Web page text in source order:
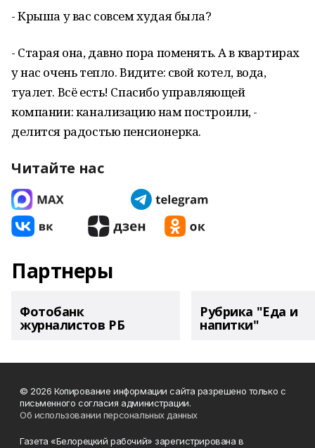
- Крыша у вас совсем худая была?
- Старая она, давно пора поменять. А в квартирах
у нас очень тепло. Видите: свой котел, вода,
туалет. Всё есть! Спасибо управляющей
компании: канализацию нам построили, -
делится радостью пенсионерка.
Читайте нас
Партнеры
Фотобанк
журналистов РБ
Рубрика "Еда и
напитки"
© 2026 Копирование информации сайта разрешено только с
письменного согласия администрации.
Об использовании персональных данных
Газета «Белорецкий рабочий» зарегистрирована в